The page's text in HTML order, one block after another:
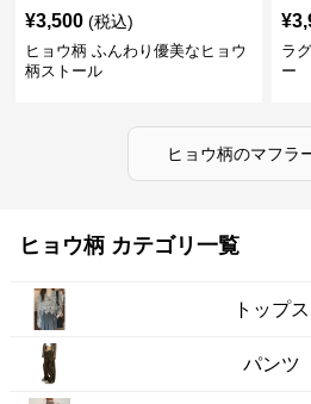
¥3,500 (税込)
ヒョウ柄 ふんわり優美なヒョウ
柄ストール
¥
ラ
ー
ヒョウ柄のマフラ
ヒョウ柄 カテゴリ一覧
トップス
パンツ